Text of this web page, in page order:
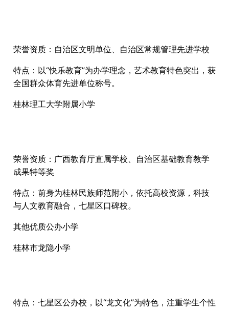
荣誉资质：自治区文明单位、自治区常规管理先进学校
特点：以“快乐教育”为办学理念，艺术教育特色突出，获
全国群众体育先进单位称号。
桂林理工大学附属小学
荣誉资质：广西教育厅直属学校、自治区基础教育教学
成果特等奖
特点：前身为桂林民族师范附小，依托高校资源，科技
与人文教育融合，七星区口碑校。
其他优质公办小学
桂林市龙隐小学
特点：七星区公办校，以“龙文化”为特色，注重学生个性